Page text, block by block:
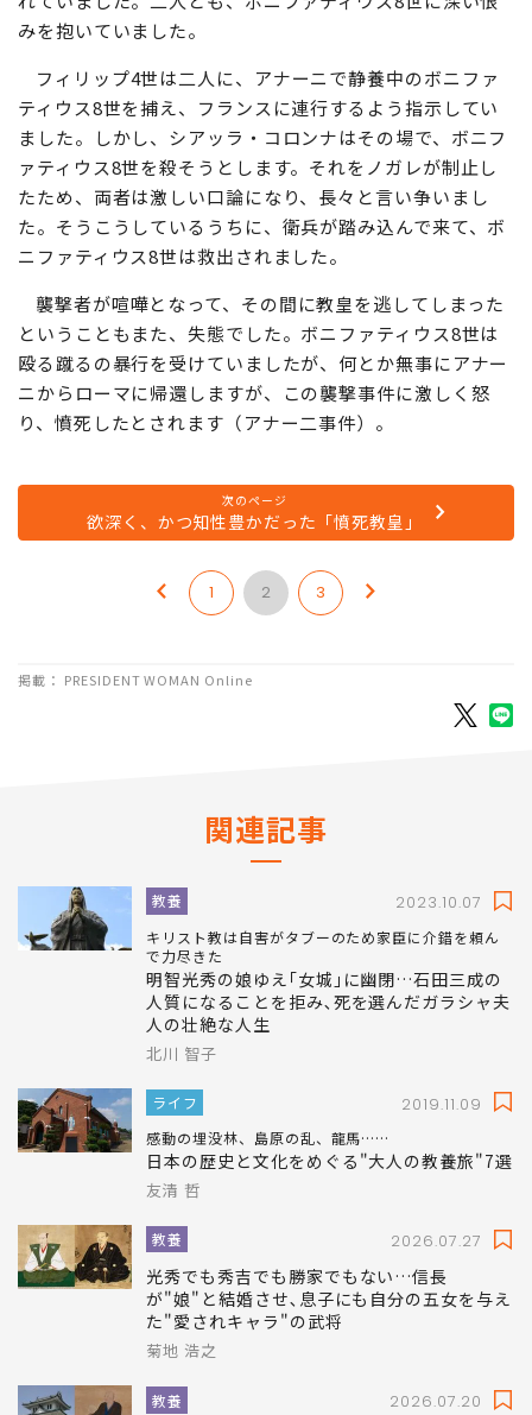
みを抱いていました。
フィリップ4世は二人に、アナーニで静養中のボニファ
ティウス8世を捕え、フランスに連行するよう指示してい
ました。しかし、シアッラ・コロンナはその場で、ボニフ
ァティウス8世を殺そうとします。それをノガレが制止し
たため、両者は激しい口論になり、長々と言い争いまし
た。そうこうしているうちに、衛兵が踏み込んで来て、ボ
ニファティウス8世は救出されました。
襲撃者が喧嘩となって、その間に教皇を逃してしまった
ということもまた、失態でした。ボニファティウス8世は
殴る蹴るの暴行を受けていましたが、何とか無事にアナー
ニからローマに帰還しますが、この襲撃事件に激しく怒
り、憤死したとされます（アナー二事件）。
次のページ
欲深く、かつ知性豊かだった「憤死教皇」
1 2 3
掲載： PRESIDENT WOMAN Online
関連記事
教養 2023.10.07
キリスト教は自害がタブーのため家臣に介錯を頼ん
で力尽きた
明智光秀の娘ゆえ｢女城｣に幽閉…石田三成の
人質になることを拒み､死を選んだガラシャ夫
人の壮絶な人生
北川 智子
ライフ 2019.11.09
感動の埋没林、島原の乱、龍馬……
日本の歴史と文化をめぐる"大人の教養旅"7選
友清 哲
教養 2026.07.27
光秀でも秀吉でも勝家でもない…信長
が"娘"と結婚させ､息子にも自分の五女を与え
た"愛されキャラ"の武将
菊地 浩之
教養 2026.07.20